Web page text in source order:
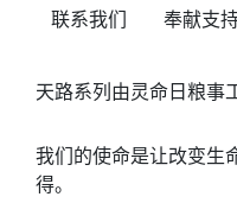
联系我们 奉献支
天路系列由灵命日粮事
我们的使命是让改变生
得。